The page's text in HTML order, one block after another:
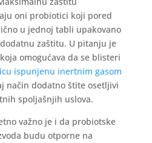
oni probiotici koji pored
u jednoj tabli upakovano
zaštitu. U pitanju je
omogućava da se blisteri
ispunjenu inertnim gasom
način dodatno štite osetljivi
spoljašnjih uslova.
važno je i da probiotske
budu otporne na